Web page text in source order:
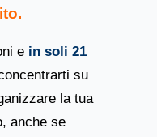
e in soli 21
su
la tua
anche se